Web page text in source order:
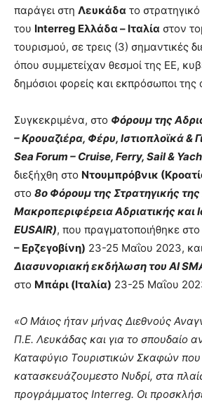
παράγει στη Λευκάδα το
του Interreg Ελλάδα – Ιταλία στον
τουρισμού, σε τρεις (3) σημαντικές
όπου συμμετείχαν θεσμοί της ΕΕ,
δημόσιοι φορείς και εκπρόσωποι της
Συγκεκριμένα, στο Φόρουμ της
– Κρουαζιέρα, Φέρυ, Ιστιοπλοϊκά &
Sea Forum – Cruise, Ferry, Sail &
διεξήχθη στο Ντουμπρόβνικ
στο 8ο Φόρουμ της Στρατηγικής της
Μακροπεριφέρεια Αδριατικής και
EUSAIR), που πραγματοποιήθηκε στο
– Ερζεγοβίνη) 23-25 Μαΐου 2023,
Διασυνοριακή εκδήλωση του AI
στο Μπάρι (Ιταλία) 23-25 Μαΐου
«Ο Μάιος ήταν μήνας Διεθνούς
Π.Ε. Λευκάδας και για το σπουδαίο
Καταφύγιο Τουριστικών Σκαφών που
κατασκευάζουμεστο Νυδρί, στα
προγράμματος Interreg. Οι